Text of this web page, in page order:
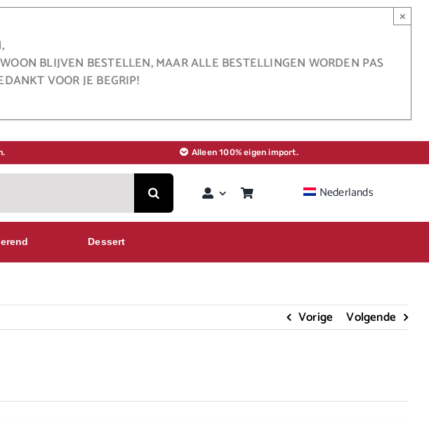
BLIJVEN BESTELLEN, MAAR ALLE BESTELLINGEN WORDEN PAS
VOOR JE BEGRIP!
×
Alleen 100% eigen import.
Nederlands
Dessert
Vorige Volgende